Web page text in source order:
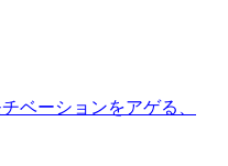
ベーションをアゲる、